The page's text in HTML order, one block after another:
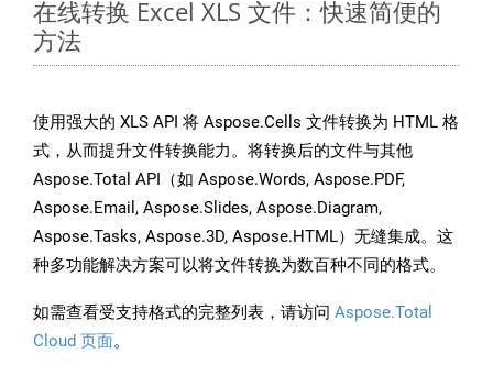
在线转换 Excel XLS 文件：快速简便的
方法
使用强大的 XLS API 将 Aspose.Cells 文件转换为 HTML 格
式，从而提升文件转换能力。将转换后的文件与其他
Aspose.Total API（如 Aspose.Words, Aspose.PDF,
Aspose.Email, Aspose.Slides, Aspose.Diagram,
Aspose.Tasks, Aspose.3D, Aspose.HTML）无缝集成。这
种多功能解决方案可以将文件转换为数百种不同的格式。
如需查看受支持格式的完整列表，请访问 Aspose.Total
Cloud 页面。